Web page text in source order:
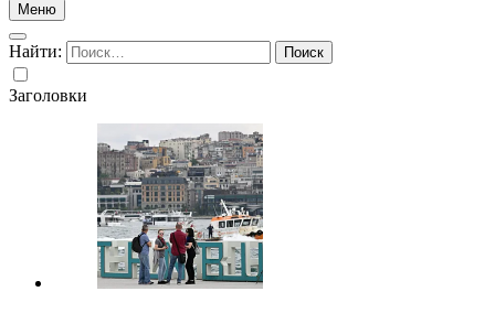
Меню
Найти:
Заголовки